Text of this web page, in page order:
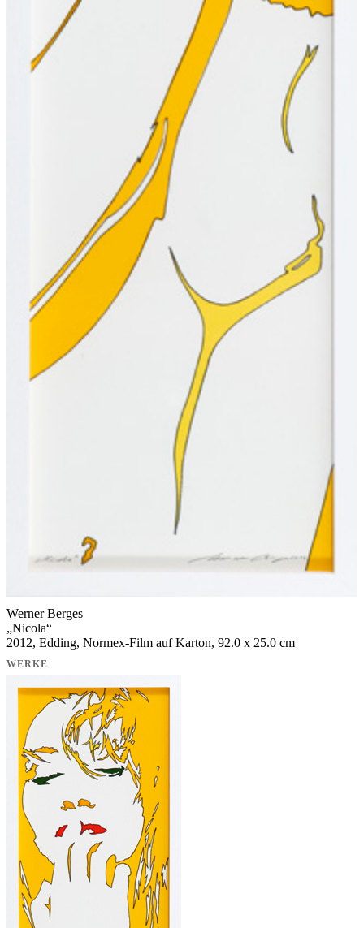
Werner Berges
„Nicola“
2012, Edding, Normex-Film auf Karton, 92.0 x 25.0 cm
WERKE